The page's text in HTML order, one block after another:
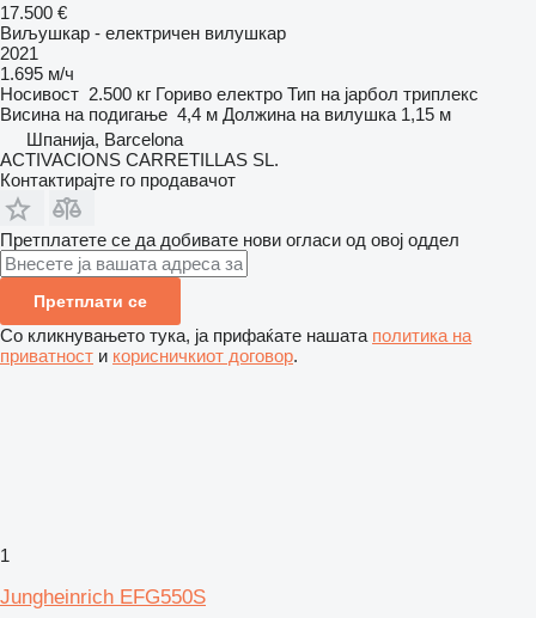
17.500 €
Виљушкар - електричен вилушкар
2021
1.695 м/ч
Носивост 2.500 кг Гориво електро Тип на јарбол триплекс
Висина на подигање 4,4 м Должина на вилушка 1,15 м
Шпанија, Barcelona
ACTIVACIONS CARRETILLAS SL.
Контактирајте го продавачот
Претплатете се да добивате нови огласи од овој оддел
Претплати се
Со кликнувањето тука, ја прифаќате нашата политика на
приватност и корисничкиот договор.
1
Jungheinrich EFG550S